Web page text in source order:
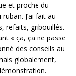
et proche du
J’ai fait au
refaits, gribouillés.
« ça, ça ne passe
des conseils au
globalement,